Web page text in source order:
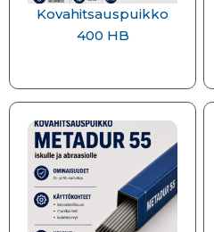
Kovahitsauspuikko
400 HB